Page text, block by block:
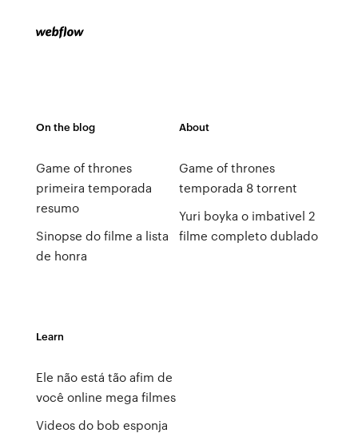
On the blog
Game of thrones
primeira temporada
resumo
Sinopse do filme a lista
de honra
About
Game of thrones
temporada 8 torrent
Yuri boyka o imbativel 2
filme completo dublado
Learn
Ele não está tão afim de
você online mega filmes
Videos do bob esponja